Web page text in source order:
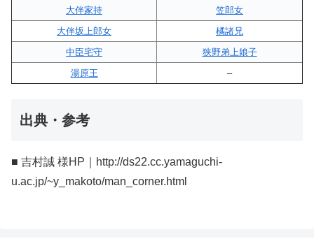
大伴家持
笠郎女
大伴坂上郎女
橘諸兄
中臣宅守
狭野弟上娘子
湯原王
–
出典・参考
■ 吉村誠 様HP｜http://ds22.cc.yamaguchi-
u.ac.jp/~y_makoto/man_corner.html